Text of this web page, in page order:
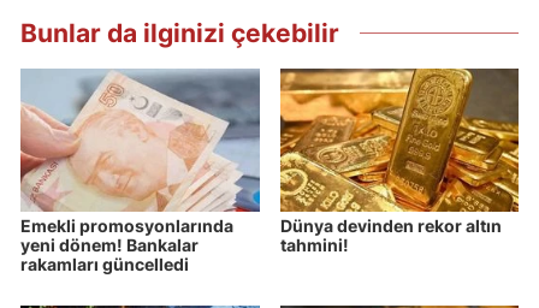
Bunlar da ilginizi çekebilir
Emekli promosyonlarında
yeni dönem! Bankalar
rakamları güncelledi
Dünya devinden rekor altın
tahmini!